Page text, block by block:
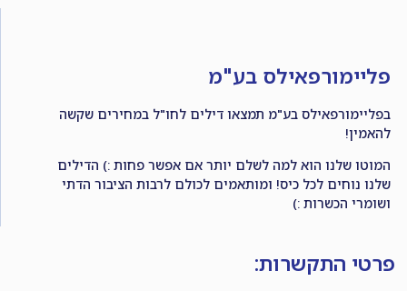
פליימורפאילס בע"מ
בפליימורפאילס בע"מ תמצאו דילים לחו"ל במחירים שקשה
להאמין!
המוטו שלנו הוא למה לשלם יותר אם אפשר פחות :) הדילים
שלנו נוחים לכל כיס! ומותאמים לכולם לרבות הציבור הדתי
ושומרי הכשרות :)
פרטי התקשרות: